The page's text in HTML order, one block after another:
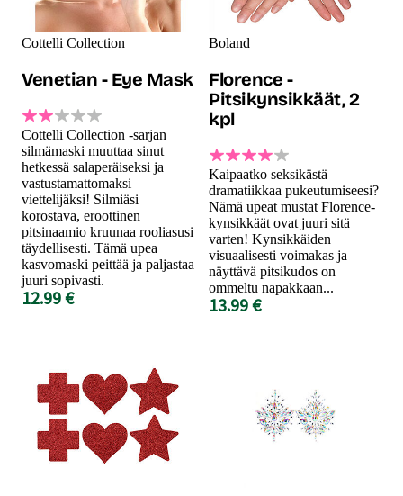
Cottelli Collection
Venetian - Eye Mask
Cottelli Collection -sarjan
silmämaski muuttaa sinut
hetkessä salaperäiseksi ja
vastustamattomaksi
viettelijäksi! Silmiäsi
korostava, eroottinen
pitsinaamio kruunaa rooliasusi
täydellisesti. Tämä upea
kasvomaski peittää ja paljastaa
juuri sopivasti.
12.99 €
Boland
Florence -
Pitsikynsikkäät, 2
kpl
Kaipaatko seksikästä
dramatiikkaa pukeutumiseesi?
Nämä upeat mustat Florence-
kynsikkäät ovat juuri sitä
varten! Kynsikkäiden
visuaalisesti voimakas ja
näyttävä pitsikudos on
ommeltu napakkaan...
13.99 €